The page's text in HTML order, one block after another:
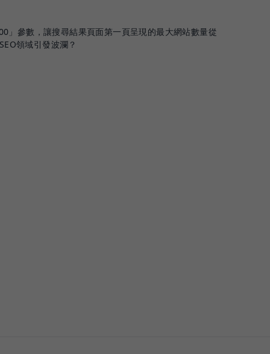
」參數，讓搜尋結果頁面第一頁呈現的最大網站數量從
領域引發波瀾？